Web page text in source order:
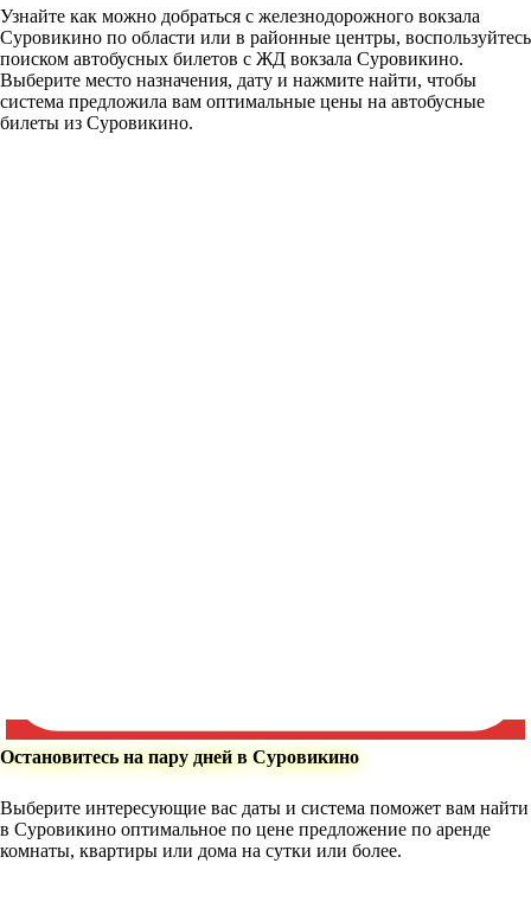
Узнайте как можно добраться с железнодорожного вокзала
Суровикино по области или в районные центры, воспользуйтесь
поиском автобусных билетов с ЖД вокзала Суровикино.
Выберите место назначения, дату и нажмите найти, чтобы
система предложила вам оптимальные цены на автобусные
билеты из Суровикино.
Остановитесь на пару дней в Суровикино
Выберите интересующие вас даты и система поможет вам найти
в Суровикино оптимальное по цене предложение по аренде
комнаты, квартиры или дома на сутки или более.